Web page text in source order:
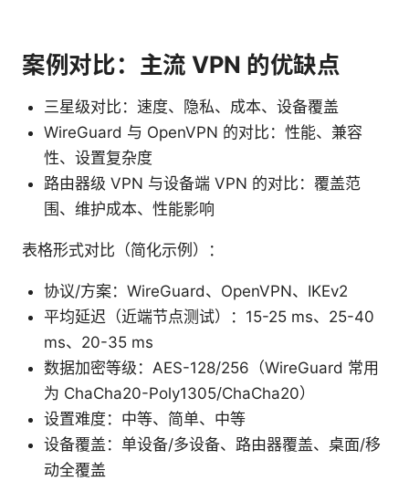
案例对比：主流 VPN 的优缺点
三星级对比：速度、隐私、成本、设备覆盖
WireGuard 与 OpenVPN 的对比：性能、兼容
性、设置复杂度
路由器级 VPN 与设备端 VPN 的对比：覆盖范
围、维护成本、性能影响
表格形式对比（简化示例）：
协议/方案：WireGuard、OpenVPN、IKEv2
平均延迟（近端节点测试）：15-25 ms、25-40
ms、20-35 ms
数据加密等级：AES-128/256（WireGuard 常用
为 ChaCha20-Poly1305/ChaCha20）
设置难度：中等、简单、中等
设备覆盖：单设备/多设备、路由器覆盖、桌面/移
动全覆盖